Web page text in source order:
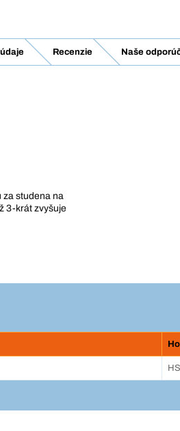
Recenzie Naše
za studena na
3-krát zvyšuje